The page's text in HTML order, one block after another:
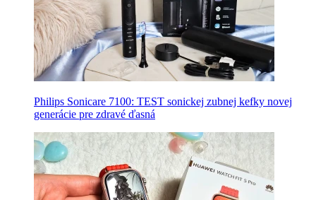
Philips Sonicare 7100: TEST sonickej zubnej kefky novej
generácie pre zdravé ďasná